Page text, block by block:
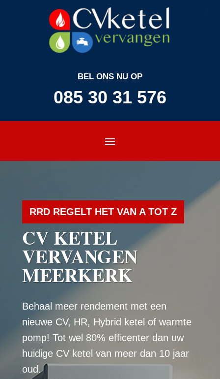
BEL ONS NU OP
085 30 31 576
RRD REGELT HET VAN A TOT Z
CV KETEL
VERVANGEN
MEERKERK
Behaal meer rendement met een
nieuwe CV, HR, Hybrid ketel of warmte
pomp! Tot wel 80% efficenter dan uw
huidige CV ketel van meer dan 10 jaar
oud.